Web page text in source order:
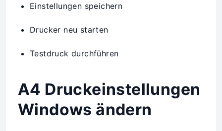
Einstellungen speichern
Drucker neu starten
Testdruck durchführen
A4 Druckeinstellungen
Windows ändern